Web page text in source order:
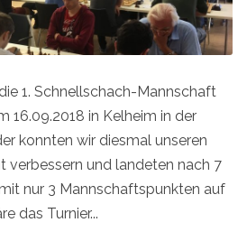
1. Schnellschach-Mannschaft
16.09.2018 in Kelheim in der
konnten wir diesmal unseren
verbessern und landeten nach 7
nur 3 Mannschaftspunkten auf
das Turnier...